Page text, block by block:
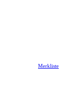
Merkliste